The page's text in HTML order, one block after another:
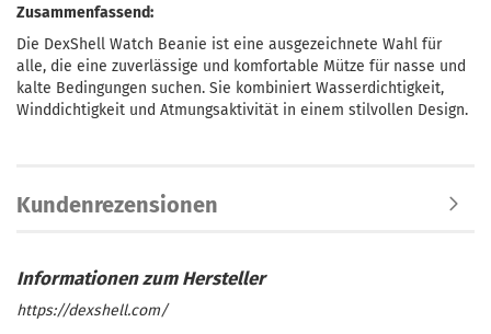
Zusammenfassend:
Die DexShell Watch Beanie ist eine ausgezeichnete Wahl für
alle, die eine zuverlässige und komfortable Mütze für nasse und
kalte Bedingungen suchen. Sie kombiniert Wasserdichtigkeit,
Winddichtigkeit und Atmungsaktivität in einem stilvollen Design.
Kundenrezensionen
https://dexshell.com/